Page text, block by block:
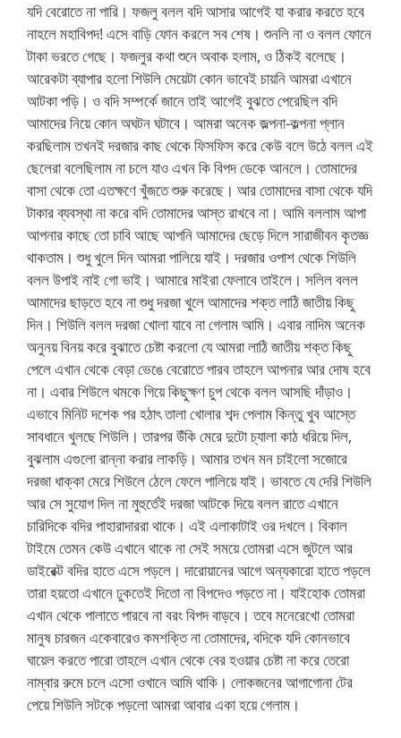
যদি বেরোতে না পারি। ফজলু বলল বদি আসার আগেই যা করার করতে হবে
নাহলে মহাবিপদ! এসে বাড়ি ফোন করলে সব শেষ। শুনলি না ও বলল ফোনে
টাকা ভরতে গেছে। ফজলুর কথা শুনে অবাক হলাম, ও ঠিকই বলেছে।
আরেকটা ব্যাপার হলো শিউলি মেয়েটা কোন ভাবেই চায়নি আমরা এখানে
আটকা পড়ি। ও বদি সম্পর্কে জানে তাই আগেই বুঝতে পেরেছিল বদি
আমাদের নিয়ে কোন অঘটন ঘটাবে। আমরা অনেক জল্পনা-কল্পনা প্লান
করছিলাম তখনই দরজার কাছ থেকে ফিসফিস করে কেউ বলে উঠে বলল এই
ছেলেরা বলেছিলাম না চলে যাও এখন কি বিপদ ডেকে আনলে। তোমাদের
বাসা থেকে তো এতক্ষণে খুঁজতে শুরু করেছে। আর তোমাদের বাসা থেকে যদি
টাকার ব্যবস্থা না করে বদি তোমাদের আস্ত রাখবে না। আমি বললাম আপা
আপনার কাছে তো চাবি আছে আপনি আমাদের ছেড়ে দিলে সারাজীবন কৃতজ্ঞ
থাকতাম। শুধু খুলে দিন আমরা পালিয়ে যাই। দরজার ওপাশ থেকে শিউলি
বলল উপাই নাই গো ভাই। আমারে মাইরা ফেলাবে তাইলে। সলিল বলল
আমাদের ছাড়তে হবে না শুধু দরজা খুলে আমাদের শক্ত লাঠি জাতীয় কিছু
দিন। শিউলি বলল দরজা খোলা যাবে না গেলাম আমি। এবার নাদিম অনেক
অনুনয় বিনয় করে বুঝাতে চেষ্টা করলো যে আমরা লাঠি জাতীয় শক্ত কিছু
পেলে এখান থেকে বেড়া ভেঙে বেরোতে পারব তাহলে আপনার আর দোষ হবে
না। এবার শিউলে থমকে গিয়ে কিছুক্ষণ চুপ থেকে বলল আসছি দাঁড়াও।
এভাবে মিনিট দশেক পর হঠাৎ তালা খোলার শব্দ পেলাম কিন্তু খুব আস্তে
সাবধানে খুলছে শিউলি। তারপর উঁকি মেরে দুটো চ্যালা কাঠ ধরিয়ে দিল,
বুঝলাম এগুলো রান্না করার লাকড়ি। আমার তখন মন চাইলো সজোরে
দরজা ধাক্কা মেরে শিউলে ঠেলে ফেলে পালিয়ে যাই। ভাবতে যে দেরি শিউলি
আর সে সুযোগ দিল না মুহুর্তেই দরজা আটকে দিয়ে বলল রাতে এখানে
চারিদিকে বদির পাহারাদাররা থাকে। এই এলাকাটাই ওর দখলে। বিকাল
টাইমে তেমন কেউ এখানে থাকে না সেই সময়ে তোমরা এসে জুটলে আর
ডাইরেক্ট বদির হাতে এসে পড়লে। দারোয়ানের আগে অন্যকারো হাতে পড়লে
তারা হয়তো এখানে ঢুকতেই দিতো না বিপদেও পড়তে না। যাইহোক তোমরা
এখান থেকে পালাতে পারবে না বরং বিপদ বাড়বে। তবে মনেরেখো তোমরা
মানুষ চারজন একেবারেও কমশক্তি না তোমাদের, বদিকে যদি কোনভাবে
ঘায়েল করতে পারো তাহলে এখান থেকে বের হওয়ার চেষ্টা না করে তেরো
নাম্বার রুমে চলে এসো ওখানে আমি থাকি। লোকজনের আগাগোনা টের
পেয়ে শিউলি সটকে পড়লো আমরা আবার একা হয়ে গেলাম।